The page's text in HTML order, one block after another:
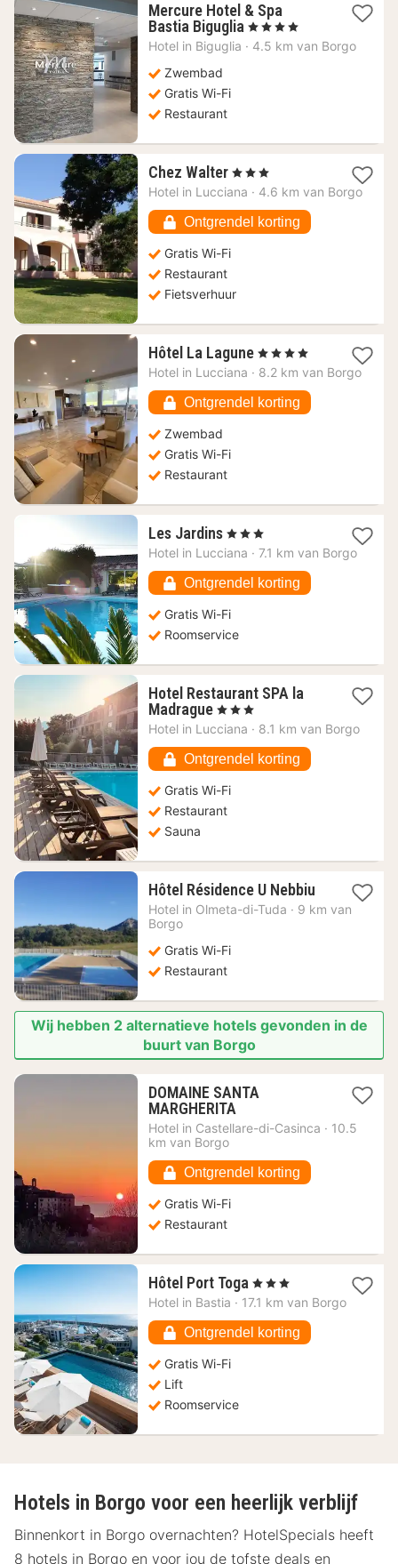
Mercure Hotel & Spa
Bastia Biguglia 1
nacht
, 4 Sterren
Hotel in Biguglia · 4.5 km van Borgo
Zwembad
Gratis Wi-Fi
Restaurant
Chez Walter 1
nacht
91,23
€
, 3 Sterren
Hotel in Lucciana · 4.6 km van Borgo
Ontgrendel korting
Gratis Wi-Fi
Restaurant
Fietsverhuur
Hôtel La Lagune 1
nacht
307,23
€
, 4 Sterren
Hotel in Lucciana · 8.2 km van Borgo
Ontgrendel korting
Zwembad
Gratis Wi-Fi
Restaurant
Les Jardins 1
nacht
116,82
€
, 3 Sterren
Hotel in Lucciana · 7.1 km van Borgo
Ontgrendel korting
Gratis Wi-Fi
Roomservice
Hotel Restaurant SPA la
Madrague 1
nacht
110,93
€
, 3 Sterren
Hotel in Lucciana · 8.1 km van Borgo
Ontgrendel korting
Gratis Wi-Fi
Restaurant
Sauna
Hôtel Résidence U Nebbiu1
nacht
Hotel in Olmeta-di-Tuda · 9 km van
Borgo
Gratis Wi-Fi
Restaurant
Wij hebben 2 alternatieve hotels gevonden in de
buurt van Borgo
DOMAINE SANTA
MARGHERITA1
nacht
€
Hotel in Castellare-di-Casinca · 10.5
km van Borgo
Ontgrendel korting
Gratis Wi-Fi
Restaurant
Hôtel Port Toga 1
nacht
147,96
€
, 3 Sterren
Hotel in Bastia · 17.1 km van Borgo
Ontgrendel korting
Gratis Wi-Fi
Lift
Roomservice
Hotels in Borgo voor een heerlijk verblijf
Binnenkort in Borgo overnachten? HotelSpecials heeft
8 hotels in Borgo en voor jou de tofste deals en